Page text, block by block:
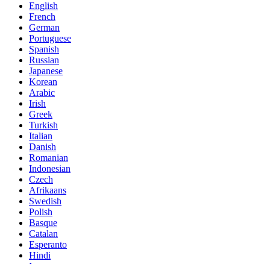
English
French
German
Portuguese
Spanish
Russian
Japanese
Korean
Arabic
Irish
Greek
Turkish
Italian
Danish
Romanian
Indonesian
Czech
Afrikaans
Swedish
Polish
Basque
Catalan
Esperanto
Hindi